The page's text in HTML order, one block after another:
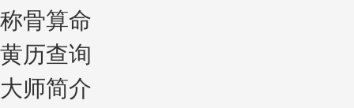
称骨算命
黄历查询
大师简介